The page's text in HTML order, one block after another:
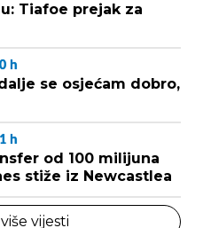
Tiafoe prejak za
h
se osjećam dobro,
h
od 100 milijuna
stiže iz Newcastlea
vijesti